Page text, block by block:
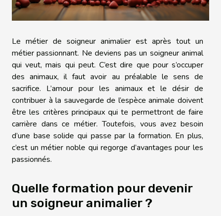
Le métier de soigneur animalier est après tout un
métier passionnant. Ne deviens pas un soigneur animal
qui veut, mais qui peut. C’est dire que pour s’occuper
des animaux, il faut avoir au préalable le sens de
sacrifice. L’amour pour les animaux et le désir de
contribuer à la sauvegarde de l’espèce animale doivent
être les critères principaux qui te permettront de faire
carrière dans ce métier. Toutefois, vous avez besoin
d’une base solide qui passe par la formation. En plus,
c’est un métier noble qui regorge d’avantages pour les
passionnés.
Quelle formation pour devenir
un soigneur animalier ?